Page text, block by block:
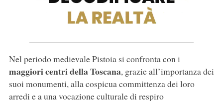
Nel periodo medievale Pistoia si confronta con i
maggiori centri della Toscana, grazie all’importanza dei
suoi monumenti, alla cospicua committenza dei loro
arredi e a una vocazione culturale di respiro